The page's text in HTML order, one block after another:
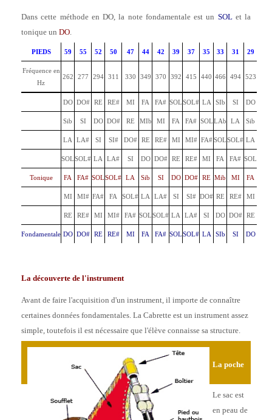
Dans cette méthode en DO, la note fondamentale est un SOLet la
tonique un DO.
PIEDS 59 55 52 50 47 44 42 39 37 35 33 31 29
Fréquence en
Hz
262 277 294 311 330 349 370 392 415 440 466 494 523
DO DO# RE RE# MI FA FA# SOLSOL# LA SIb SI DO
Sib SI DO DO# RE MIb MI FA FA# SOLLAb LA Sib
LA LA# SI SI# DO# RE RE# MI MI# FA# SOLSOL# LA
SOLSOL# LA LA# SI DO DO# RE RE# MI FA FA# SOL
Tonique FA FA# SOLSOL# LA Sib SI DO DO# RE Mib MI FA
MI MI# FA# FA SOL# LA LA# SI SI# DO# RE RE# MI
RE RE# MI MI# FA# SOLSOL# LA LA# SI DO DO# RE
Fondamentale DO DO# RE RE# MI FA FA# SOLSOL# LA SIb SI DO
La découverte de l'instrument
Avant de faire l'acquisition d'un instrument, il importe de connaître
certaines données fondamentales. La Cabrette est un instrument assez
simple, toutefois il est nécessaire que l'élève connaisse sa structure.
La poche
Le sac est
en peau de